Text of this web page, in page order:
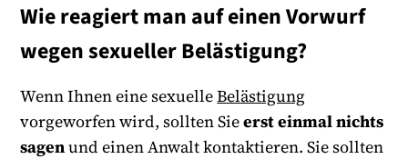
Wie reagiert man auf einen Vorwurf
wegen sexueller Belästigung?
Wenn Ihnen eine sexuelleBelästigung
vorgeworfen wird, sollten Sieerst einmal nichts
sagenund einen Anwalt kontaktieren. Sie sollten